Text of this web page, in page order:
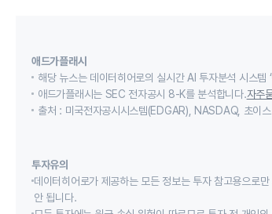
애드가플래시
해당 뉴스는 데이터히어로의 실시간 AI 투자분석 시스
애드가플래시는 SEC 전자공시 8-K를 분석합니다.자주
출처 : 미국전자공시시스템(EDGAR), NASDAQ, 초이
투자유의
데이터히어로가 제공하는 모든 정보는 투자 참고용으로
안 됩니다.